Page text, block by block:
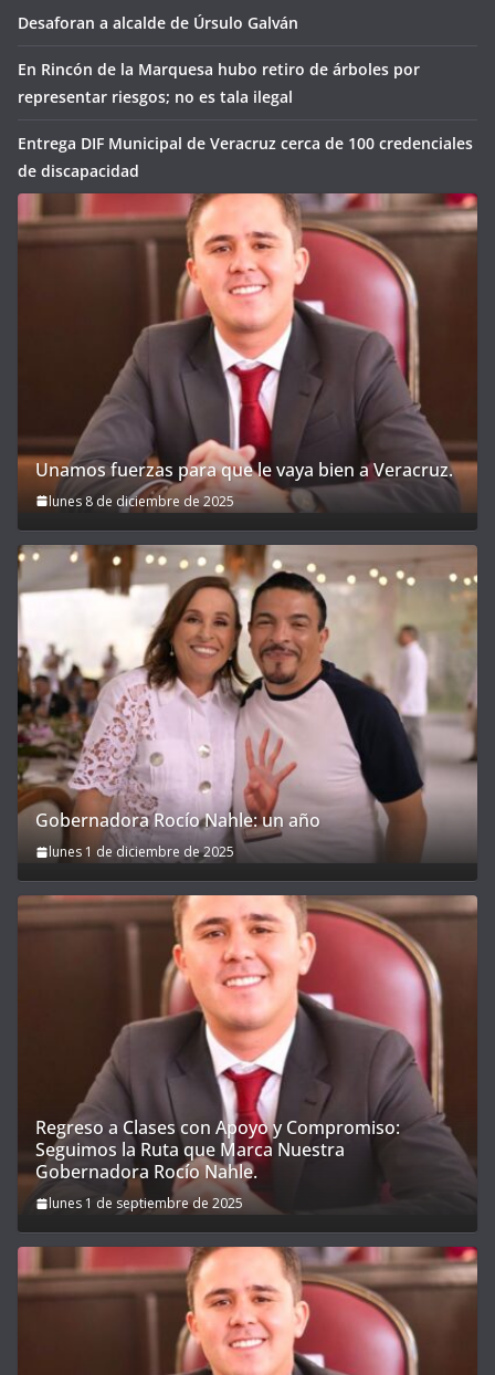
Desaforan a alcalde de Úrsulo Galván
En Rincón de la Marquesa hubo retiro de árboles por
representar riesgos; no es tala ilegal
Entrega DIF Municipal de Veracruz cerca de 100 credenciales
de discapacidad
Unamos fuerzas para que le vaya bien a Veracruz.
lunes 8 de diciembre de 2025
Gobernadora Rocío Nahle: un año
lunes 1 de diciembre de 2025
Regreso a Clases con Apoyo y Compromiso:
Seguimos la Ruta que Marca Nuestra
Gobernadora Rocío Nahle.
lunes 1 de septiembre de 2025